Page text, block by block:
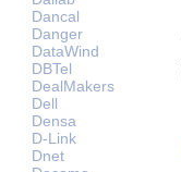
Dancal
Danger
DataWind
DBTel
DealMakers
Dell
Densa
D-Link
Dnet